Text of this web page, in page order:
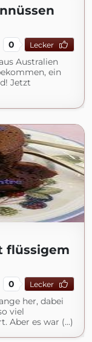
0 Lecker
Australien
ein
Jetzt
flüssigem
0 Lecker
her, dabei
viel
Aber es war (...)